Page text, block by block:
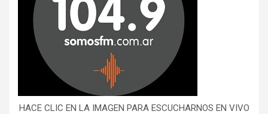
HACE CLIC EN LA IMAGEN PARA ESCUCHARNOS EN VIVO